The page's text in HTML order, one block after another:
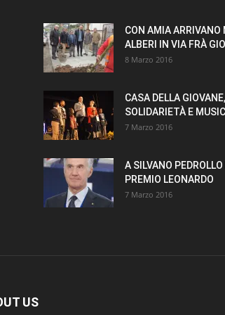
CON AMIA ARRIVANO
ALBERI IN VIA FRÀ
8 Marzo 2016
CASA DELLA GIOVANE,
SOLIDARIETÀ E
7 Marzo 2016
A SILVANO PEDROLLO
PREMIO LEONARDO
7 Marzo 2016
US